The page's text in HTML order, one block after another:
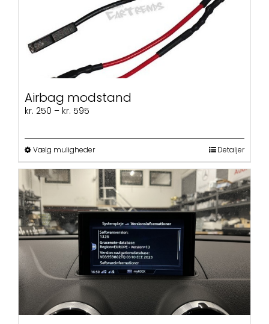
vælges
på
Airbag modstand
kr. 250 – kr. 595
kr. 595
Vælg mulighederDette
vare
har
flere
varianter.
Mulighederne
kan
vælges
på
varesiden
Detaljer